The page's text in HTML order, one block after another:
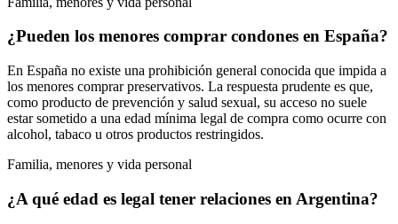
¿Pueden los menores comprar condones en España?
En España no existe una prohibición general conocida que impida a
los menores comprar preservativos. La respuesta prudente es que,
como producto de prevención y salud sexual, su acceso no suele
estar sometido a una edad mínima legal de compra como ocurre con
alcohol, tabaco u otros productos restringidos.
Familia, menores y vida personal
¿A qué edad es legal tener relaciones en Argentina?